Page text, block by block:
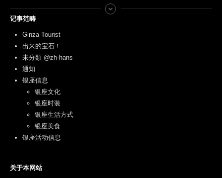
记事范畴
Ginza Tourist
出来的宝石！
未分類 @zh-hans
通知
银座信息
银座文化
银座时装
银座生活方式
银座美食
银座活动信息
关于本网站